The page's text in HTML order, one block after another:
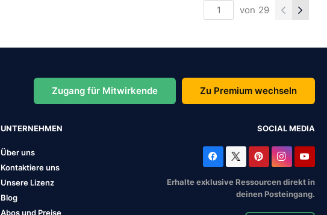
von 29
Zugang für Mitwirkende Zu Premium wechseln
UNTERNEHMEN
Über uns
Kontaktiere uns
Unsere Lizenz
Blog
Abos und Preise
SOCIAL MEDIA
Erhalte exklusive Ressourcen direkt in
deinen Posteingang.